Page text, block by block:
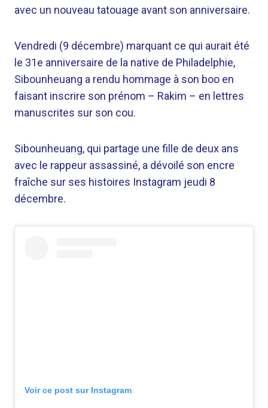
avec un nouveau tatouage avant son anniversaire.
Vendredi (9 décembre) marquant ce qui aurait été
le 31e anniversaire de la native de Philadelphie,
Sibounheuang a rendu hommage à son boo en
faisant inscrire son prénom – Rakim – en lettres
manuscrites sur son cou.
Sibounheuang, qui partage une fille de deux ans
avec le rappeur assassiné, a dévoilé son encre
fraîche sur ses histoires Instagram jeudi 8
décembre.
Voir ce post sur Instagram